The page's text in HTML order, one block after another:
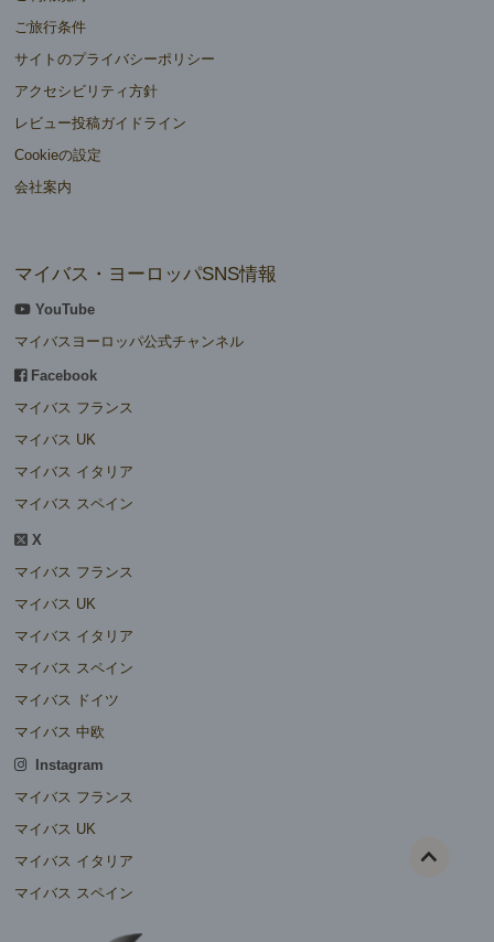
ご旅行条件
サイトのプライバシーポリシー
アクセシビリティ方針
レビュー投稿ガイドライン
Cookieの設定
会社案内
マイバス・ヨーロッパSNS情報
YouTube
マイバスヨーロッパ公式チャンネル
Facebook
マイバス フランス
マイバス UK
マイバス イタリア
マイバス スペイン
X
マイバス フランス
マイバス UK
マイバス イタリア
マイバス スペイン
マイバス ドイツ
マイバス 中欧
Instagram
マイバス フランス
マイバス UK
マイバス イタリア
マイバス スペイン